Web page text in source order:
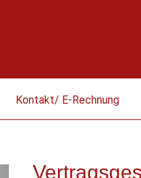
Kontakt/ E-Rechnung